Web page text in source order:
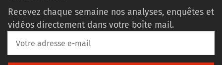
Recevez chaque semaine nos analyses, enquêtes et
vidéos directement dans votre boîte mail.